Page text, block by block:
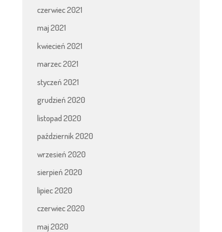
czerwiec 2021
maj 2021
kwiecień 2021
marzec 2021
styczeń 2021
grudzień 2020
listopad 2020
październik 2020
wrzesień 2020
sierpień 2020
lipiec 2020
czerwiec 2020
maj 2020